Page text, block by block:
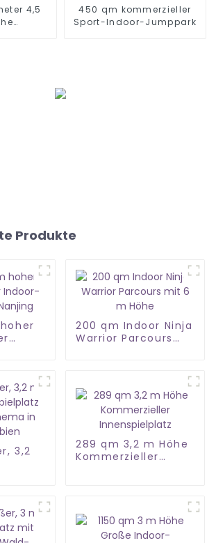
4,5
450 qm kommerzieller
Sport-Indoor-Jumppark
Produkte
200 qm Indoor Ninja
Warrior Parcours
3,2
289 qm 3,2 m Höhe
Kommerzieller